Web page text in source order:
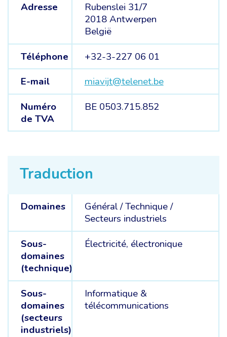
Adresse
Rubenslei 31/7
2018 Antwerpen
België
Téléphone
+32-3-227 06 01
E-mail
miavijt@telenet.be
Numéro
de TVA
BE 0503.715.852
Traduction
Domaines Général /Technique /
Secteurs industriels
Sous-
domaines
(technique)
Électricité, électronique
Sous-
domaines
(secteurs
industriels)
Informatique &
télécommunications